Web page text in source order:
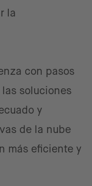
la
con pasos
soluciones
y
de la nube
más eficiente y